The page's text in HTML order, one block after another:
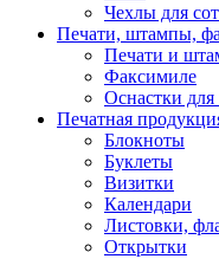
Чехлы для
Печати, штампы,
Печати и
Факсимиле
Оснастки
Печатная
Блокноты
Буклеты
Визитки
Календари
Листовки,
Открытки